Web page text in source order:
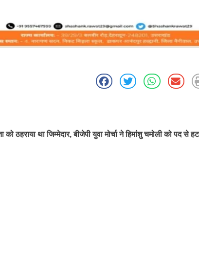
था जिम्मेदार, बीजेपी युवा मोर्चा ने हिमांशु चमोली को पद से